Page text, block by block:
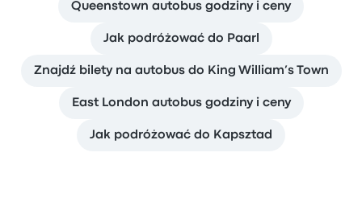
Queenstown autobus godziny i ceny
Jak podróżować do Paarl
Znajdź bilety na autobus do King William’s Town
East London autobus godziny i ceny
Jak podróżować do Kapsztad